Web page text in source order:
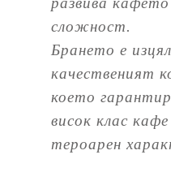
сложност.
Брането е
качественият
което
висок клас
тероарен